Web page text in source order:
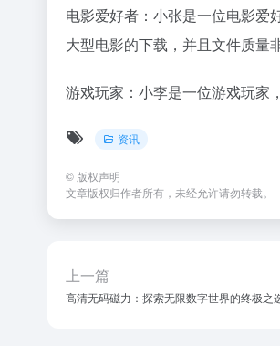
电影爱好者：小张是一位电影爱
大型电影的下载，并且文件质量
游戏玩家：小李是一位游戏玩家
资讯
© 版权声明
文章版权归作者所有，未经允许请勿转载。
上一篇
高清无码磁力：探索无限数字世界的终极之